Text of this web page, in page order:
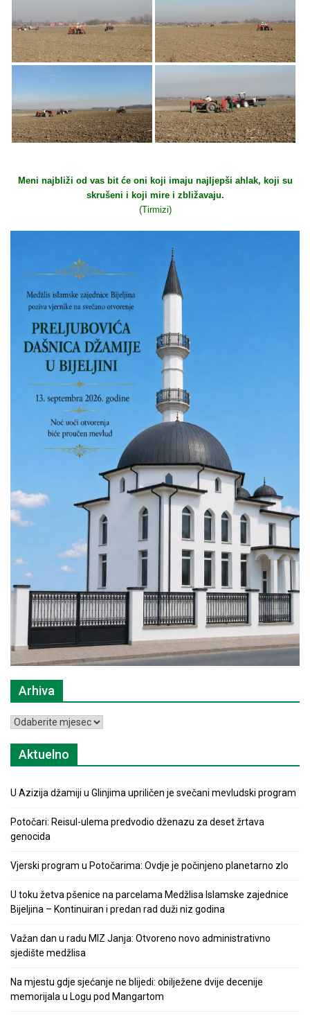
Meni najbliži od vas bit će oni koji imaju najljepši ahlak, koji su
skrušeni i koji mire i zbližavaju.
(Tirmizi)
Arhiva
Arhiva
Aktuelno
U Azizija džamiji u Glinjima upriličen je svečani mevludski program
Potočari: Reisul-ulema predvodio dženazu za deset žrtava
genocida
Vjerski program u Potočarima: Ovdje je počinjeno planetarno zlo
U toku žetva pšenice na parcelama Medžlisa Islamske zajednice
Bijeljina – Kontinuiran i predan rad duži niz godina
Važan dan u radu MIZ Janja: Otvoreno novo administrativno
sjedište medžlisa
Na mjestu gdje sjećanje ne blijedi: obilježene dvije decenije
memorijala u Logu pod Mangartom